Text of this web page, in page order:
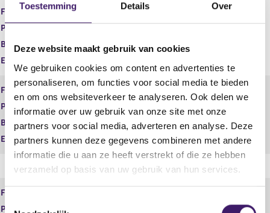
Toestemming Details Over
Deze website maakt gebruik van cookies
We gebruiken cookies om content en advertenties te
personaliseren, om functies voor social media te bieden
en om ons websiteverkeer te analyseren. Ook delen we
informatie over uw gebruik van onze site met onze
partners voor social media, adverteren en analyse. Deze
partners kunnen deze gegevens combineren met andere
informatie die u aan ze heeft verstrekt of die ze hebben
verzameld op basis van uw gebruik van hun services.
Financiële dienst
Adviseren
Product
Begindatum
01 jan 2014
Einddatum
Financiële dienst
Product
Zorgverzekeringen
Begindatum
01 jan 2014
Einddatum
Financiële dienst
Product